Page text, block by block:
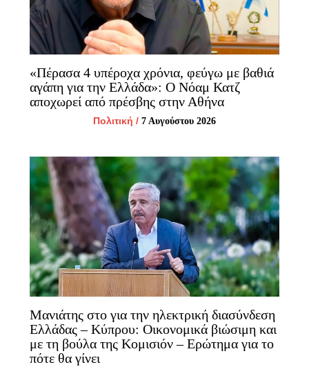
«Πέρασα 4 υπέροχα χρόνια, φεύγω με βαθιά
αγάπη για την Ελλάδα»: Ο Νόαμ Κατζ
αποχωρεί από πρέσβης στην Αθήνα
Πολιτική / 7 Αυγούστου 2026
Μανιάτης στο για την ηλεκτρική διασύνδεση
Ελλάδας – Κύπρου: Οικονομικά βιώσιμη και
με τη βούλα της Κομισιόν – Ερώτημα για το
πότε θα γίνει